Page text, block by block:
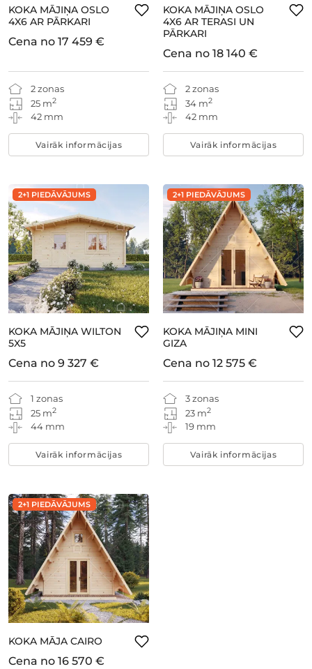
KOKA MĀJIŅA OSLO
4X6 AR PĀRKARI
2 zonas
25 m2
42 mm
Cena no 17 459 €
Vairāk informācijas
KOKA MĀJIŅA OSLO
4X6 AR TERASI UN
PĀRKARI
2 zonas
34 m2
42 mm
Cena no 18 140 €
Vairāk informācijas
2+1 PIEDĀVĀJUMS
KOKA MĀJIŅA WILTON
5X5
1 zonas
25 m2
44 mm
Cena no 9 327 €
Vairāk informācijas
2+1 PIEDĀVĀJUMS
KOKA MĀJIŅA MINI
GIZA
3 zonas
23 m2
19 mm
Cena no 12 575 €
Vairāk informācijas
2+1 PIEDĀVĀJUMS
KOKA MĀJA CAIRO
Cena no 16 570 €